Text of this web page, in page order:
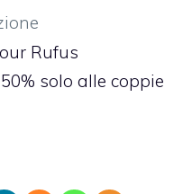
Rufus
solo alle coppie